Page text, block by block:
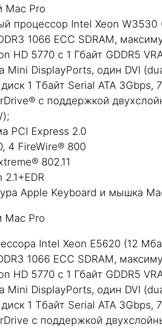
Mac Pro
процессор Intel Xeon W3530
1066 ECC SDRAM,
HD 5770 с 1 Гбайт GDDR5
Mini DisplayPorts, один DVI
1 Тбайт Serial ATA 3Gbps,
с поддержкой
PCI Express 2.0
4 FireWire® 800
802.11
Apple Keyboard и мышка
Mac Pro
Intel Xeon E5620 (12
1066 ECC SDRAM,
HD 5770 с 1 Гбайт GDDR5
Mini DisplayPorts, один DVI
1 Тбайт Serial ATA 3Gbps,
с поддержкой